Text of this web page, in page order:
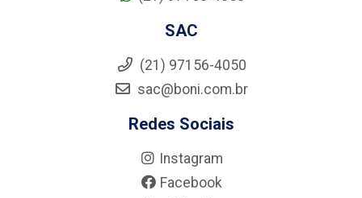
SAC
(21) 97156-4050
sac@boni.com.br
Redes Sociais
Instagram
Facebook